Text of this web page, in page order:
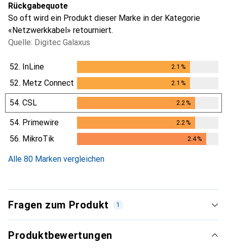
Rückgabequote
So oft wird ein Produkt dieser Marke in der Kategorie
«Netzwerkkabel» retourniert.
Quelle: Digitec Galaxus
52. InLine 2.1 %
52. Metz Connect 2.1 %
54. CSL 2.2 %
54. Primewire 2.2 %
56. MikroTik 2.4%
Alle 80 Marken vergleichen
Fragen zum Produkt 1
Produktbewertungen